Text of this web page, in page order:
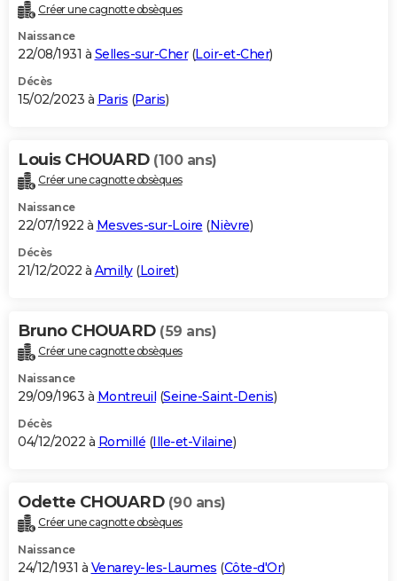
Créer une cagnotte obsèques
Naissance
22/08/1931 à Selles-sur-Cher(Loir-et-Cher)
Décès
15/02/2023 à Paris (Paris)
Louis CHOUARD (100 ans)
Créer une cagnotte obsèques
Naissance
22/07/1922 à Mesves-sur-Loire (Nièvre)
Décès
21/12/2022 à Amilly(Loiret)
Bruno CHOUARD (59 ans)
Créer une cagnotte obsèques
Naissance
29/09/1963 à Montreuil (Seine-Saint-Denis)
Décès
04/12/2022 à Romillé (Ille-et-Vilaine)
Odette CHOUARD (90 ans)
Créer une cagnotte obsèques
Naissance
24/12/1931 à Venarey-les-Laumes (Côte-d'Or)